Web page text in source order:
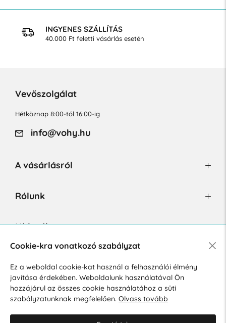
INGYENES SZÁLLÍTÁS
40.000 Ft feletti vásárlás esetén
Vevőszolgálat
Hétköznap 8:00-tól 16:00-ig
info@vohy.hu
A vásárlásról
Rólunk
Hírlevél
Hozzájárulok a személyes adatok marketing célú kezeléséhez.
Személyes adatok védelmére vonatkozó szabályzat.
Cookie-kra vonatkozó szabályzat
Ez a weboldal cookie-kat használ a felhasználói élmény
javítása érdekében. Weboldalunk használatával Ön
hozzájárul az összes cookie használatához a süti
szabályzatunknak megfelelően. Olvass tovább